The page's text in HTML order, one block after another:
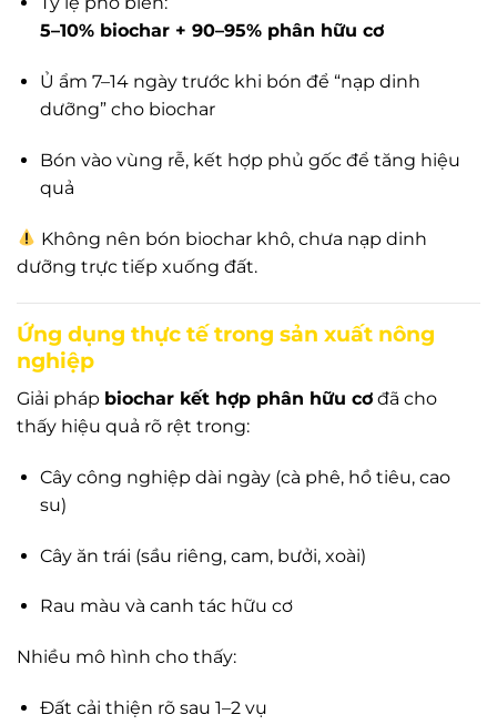
5–10% biochar + 90–95% phân hữu cơ
Ủ ẩm 7–14 ngày trước khi bón để “nạp dinh
dưỡng” cho biochar
Bón vào vùng rễ, kết hợp phủ gốc để tăng hiệu
quả
Không nên bón biochar khô, chưa nạp dinh
dưỡng trực tiếp xuống đất.
Ứng dụng thực tế trong sản xuất nông
nghiệp
Giải pháp biochar kết hợp phân hữu cơ đã cho
thấy hiệu quả rõ rệt trong:
Cây công nghiệp dài ngày (cà phê, hồ tiêu, cao
su)
Cây ăn trái (sầu riêng, cam, bưởi, xoài)
Rau màu và canh tác hữu cơ
Nhiều mô hình cho thấy:
Đất cải thiện rõ sau 1–2 vụ